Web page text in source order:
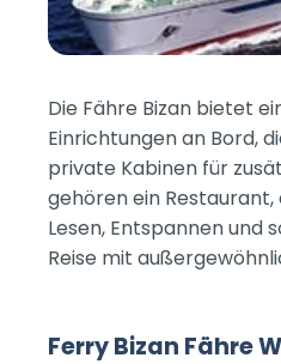
Die Fähre Bizan bietet
Einrichtungen an Bord,
private Kabinen für
gehören ein
Lesen, Entspannen und
Reise mit
Ferry Bizan Fähre